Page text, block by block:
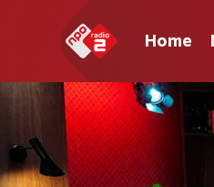
Home